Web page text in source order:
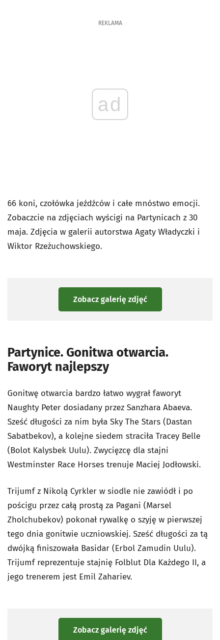
REKLAMA
ad
66 koni, czołówka jeźdźców i całe mnóstwo emocji.
Zobaczcie na zdjęciach wyścigi na Partynicach z 30
maja. Zdjęcia w galerii autorstwa Agaty Władyczki i
Wiktor Rzeżuchowskiego.
Zobacz galerię zdjęć
Partynice. Gonitwa otwarcia.
Faworyt najlepszy
Gonitwę otwarcia bardzo łatwo wygrał faworyt
Naughty Peter dosiadany przez Sanzhara Abaeva.
Sześć długości za nim była Sky The Stars (Dastan
Sabatbekov), a kolejne siedem straciła Tracey Belle
(Bolot Kalysbek Uulu). Zwycięzcę dla stajni
Westminster Race Horses trenuje Maciej Jodłowski.
Trijumf z Nikolą Cyrkler w siodle nie zawiódł i po
pościgu przez całą prostą za Pagani (Marsel
Zholchubekov) pokonał rywalkę o szyję w pierwszej
tego dnia gonitwie uczniowskiej. Sześć długości za tą
dwójką finiszowała Basidar (Erbol Zamudin Uulu).
Trijumf reprezentuje stajnię Folblut Dla Każdego II, a
jego trenerem jest Emil Zahariev.
Zobacz galerię zdjęć